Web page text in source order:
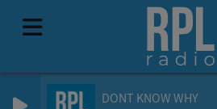
DONT KNOW WHY